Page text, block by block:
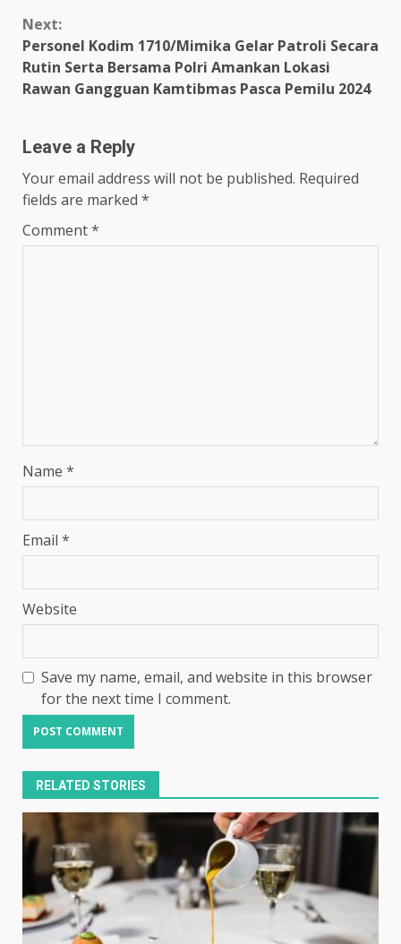
Next:
Personel Kodim 1710/Mimika Gelar Patroli Secara
Rutin Serta Bersama Polri Amankan Lokasi
Rawan Gangguan Kamtibmas Pasca Pemilu 2024
Leave a Reply
Your email address will not be published. Required
fields are marked *
Comment*
Name *
Email *
Website
Save my name, email, and website in this browser
for the next time I comment.
RELATED STORIES